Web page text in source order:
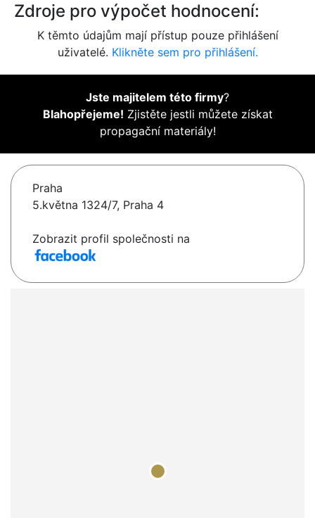
Zdroje pro výpočet hodnocení:
K těmto údajům mají přístup pouze přihlášení
uživatelé. Klikněte sem pro přihlášení.
Jste majitelem této firmy?
Blahopřejeme! Zjistěte jestli můžete získat
propagační materiály!
Praha
5.května 1324/7, Praha 4
Zobrazit profil společnosti na